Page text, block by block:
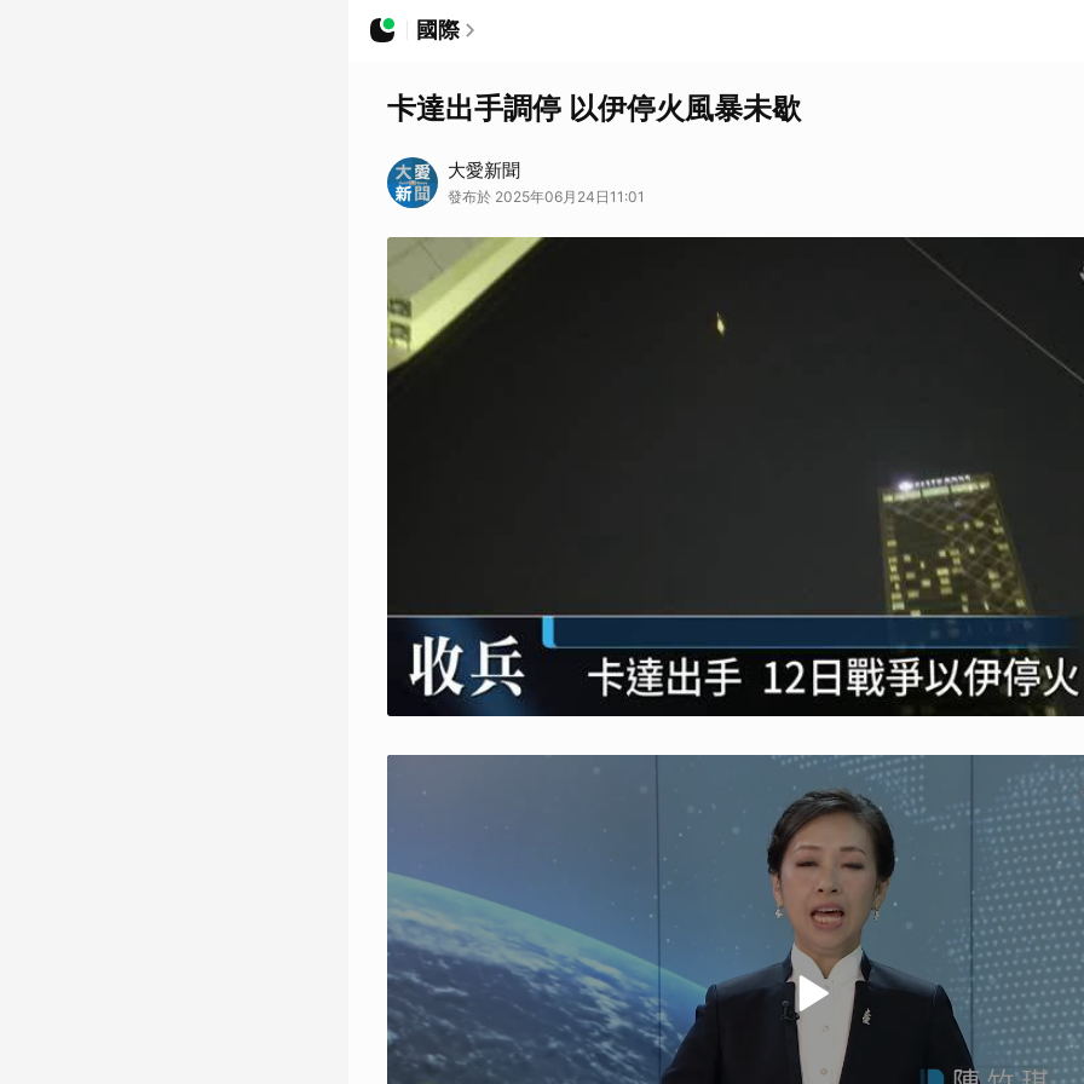
國際
卡達出手調停 以伊停火風暴未歇
大愛新聞
發布於 2025年06月24日11:01